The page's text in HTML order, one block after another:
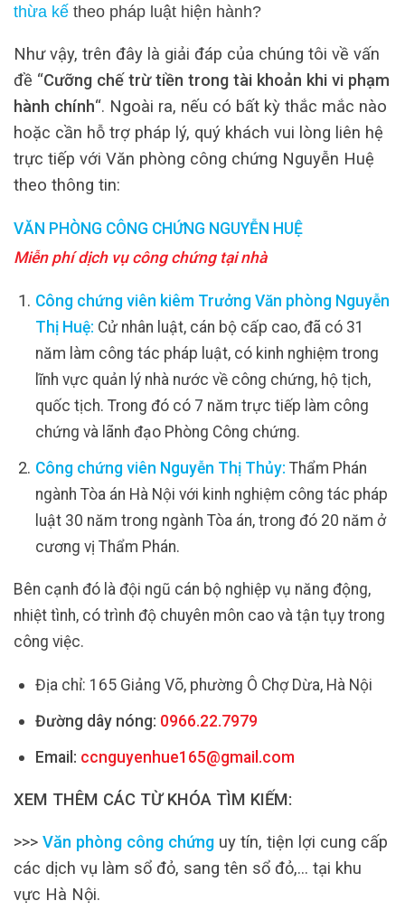
thừa kế theo pháp luật hiện hành?
Như vậy, trên đây là giải đáp của chúng tôi về vấn
đề “Cưỡng chế trừ tiền trong tài khoản khi vi phạm
hành chính“. Ngoài ra, nếu có bất kỳ thắc mắc nào
hoặc cần hỗ trợ pháp lý, quý khách vui lòng liên hệ
trực tiếp với Văn phòng công chứng Nguyễn Huệ
theo thông tin:
VĂN PHÒNG CÔNG CHỨNG NGUYỄN HUỆ
Miễn phí dịch vụ công chứng tại nhà
Công chứng viên kiêm Trưởng Văn phòng Nguyễn
Thị Huệ: Cử nhân luật, cán bộ cấp cao, đã có 31
năm làm công tác pháp luật, có kinh nghiệm trong
lĩnh vực quản lý nhà nước về công chứng, hộ tịch,
quốc tịch. Trong đó có 7 năm trực tiếp làm công
chứng và lãnh đạo Phòng Công chứng.
Công chứng viên Nguyễn Thị Thủy: Thẩm Phán
ngành Tòa án Hà Nội với kinh nghiệm công tác pháp
luật 30 năm trong ngành Tòa án, trong đó 20 năm ở
cương vị Thẩm Phán.
Bên cạnh đó là đội ngũ cán bộ nghiệp vụ năng động,
nhiệt tình, có trình độ chuyên môn cao và tận tụy trong
công việc.
Địa chỉ: 165 Giảng Võ, phường Ô Chợ Dừa, Hà Nội
Đường dây nóng: 0966.22.7979
Email: ccnguyenhue165@gmail.com
XEM THÊM CÁC TỪ KHÓA TÌM KIẾM:
>>> Văn phòng công chứng uy tín, tiện lợi cung cấp
các dịch vụ làm sổ đỏ, sang tên sổ đỏ,… tại khu
vực Hà Nội.